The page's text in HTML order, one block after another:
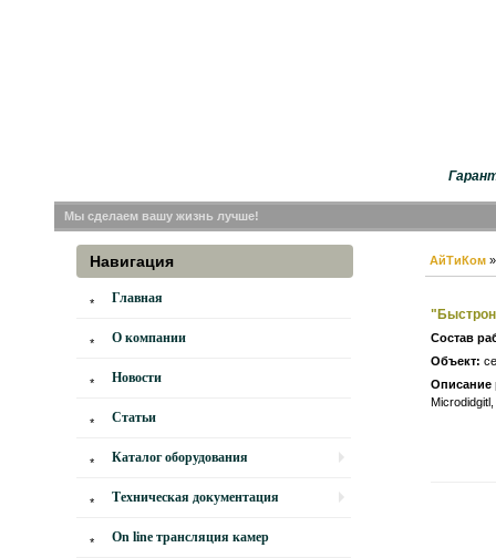
Мы сделаем вашу жизнь лучше!
Навигация
Главная
О компании
Новости
Статьи
Каталог оборудования
Техническая документация
On line трансляция камер
АйТиКом
Состав
Объект:
Описание